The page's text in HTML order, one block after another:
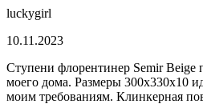
luckygirl
10.11.2023
Ступени флорентинер Semir Beige
моего дома. Размеры 300х330х10
моим требованиям. Клинкерная